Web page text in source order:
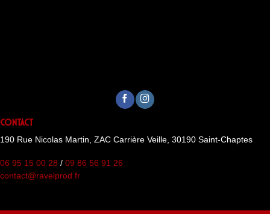
Contact
190 Rue Nicolas Martin, ZAC Carrière Veille, 30190 Saint-Chaptes
06 95 15 00 28 / 09 86 56 91 26
contact@ravelprod.fr